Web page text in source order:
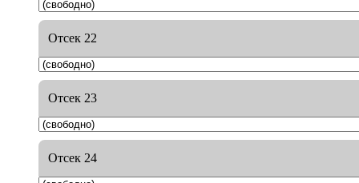
Отсек 22
Отсек 23
Отсек 24